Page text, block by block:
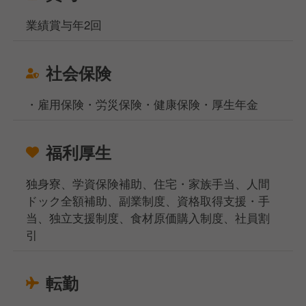
業績賞与年2回
社会保険
・雇用保険・労災保険・健康保険・厚生年金
福利厚生
独身寮、学資保険補助、住宅・家族手当、人間
ドック全額補助、副業制度、資格取得支援・手
当、独立支援制度、食材原価購入制度、社員割
引
転勤